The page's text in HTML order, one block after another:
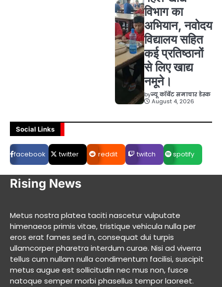
विभाग का
अभियान, नवोदय
विद्यालय सहित
कई प्रतिष्ठानों
से लिए खाद्य
नमूने।
byन्यू कॉर्बेट समाचार डेस्क
August 4, 2026
Social Links
facebook twitter reddit twitch spotify
Rising News
Metus nostra platea taciti nascetur vulputate
himenaeos primis vitae, tristique vehicula nulla per
eros erat fames sed in, consequat dui turpis
ullamcorper pharetra interdum curae. Nisi ad viverra
tellus cum nullam nulla condimentum facilisi, suscipit
metus augue est sollicitudin nec mus non, fusce
natoque semper morbi phasellus tempor laoreet.